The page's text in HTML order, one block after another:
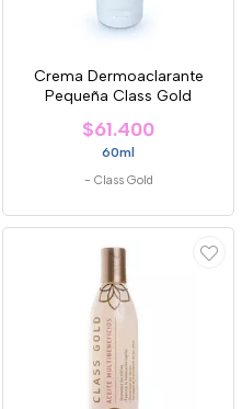
Crema Dermoaclarante
Pequeña Class Gold
$61.400
60ml
- Class Gold